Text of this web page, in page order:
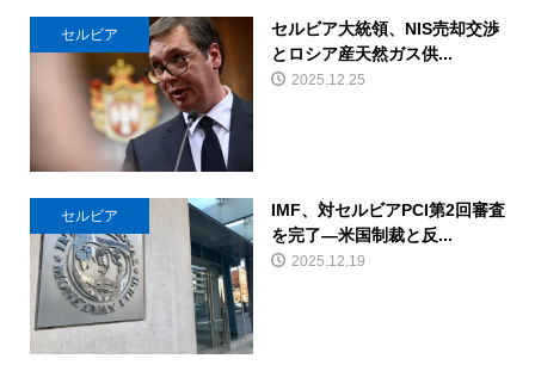
セルビア
セルビア大統領、NIS売却交渉
とロシア産天然ガス供...
2025.12.25
セルビア
IMF、対セルビアPCI第2回審査
を完了―米国制裁と反...
2025.12.19